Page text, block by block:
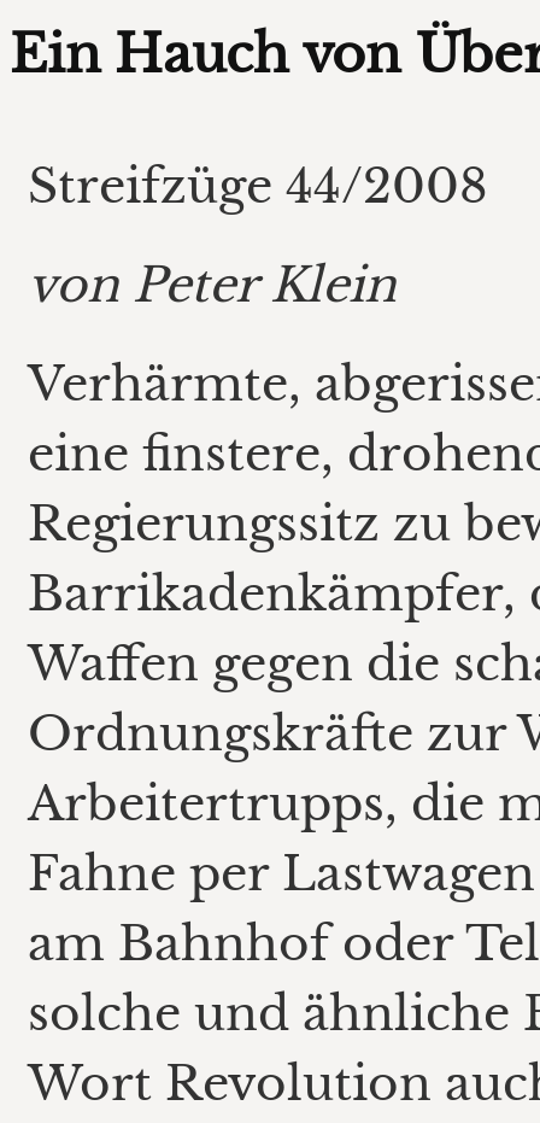
Ein Hauch von
Streifzüge 44/2008
von Peter Klein
Verhärmte,
eine finstere,
Regierungssitz zu
Waffen gegen die
Ordnungskräfte zur
Arbeitertrupps, die
Fahne per
am Bahnhof oder
solche und
Wort Revolution